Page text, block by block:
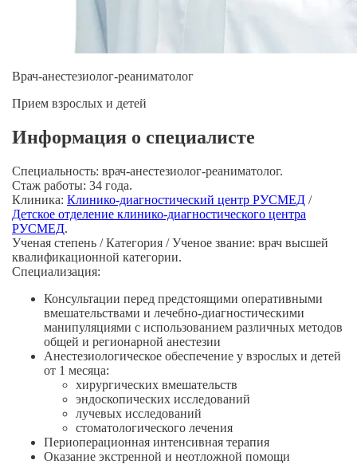
Врач-анестезиолог-реаниматолог
Прием взрослых и детей
Информация о специалисте
Специальность: врач-анестезиолог-реаниматолог.
Стаж работы: 34 года.
Клиника: Клинико-диагностический центр РУСМЕД /
Детское отделение клинико-диагностического центра
РУСМЕД.
Ученая степень / Категория / Ученое звание: врач высшей
квалификационной категории.
Специализация:
Консультации перед предстоящими оперативными
вмешательствами и лечебно-диагностическими
манипуляциями с использованием различных методов
общей и регионарной анестезии
Анестезиологическое обеспечение у взрослых и детей
от 1 месяца:
хирургических вмешательств
эндоскопических исследований
лучевых исследований
стоматологического лечения
Периоперационная интенсивная терапия
Оказание экстренной и неотложной помощи